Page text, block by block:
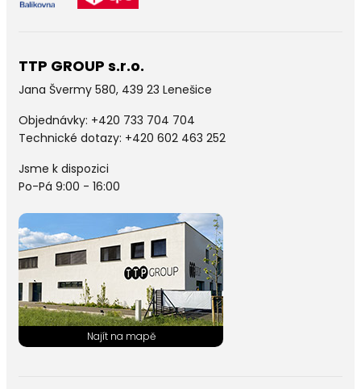
TTP GROUP s.r.o.
Jana Švermy 580, 439 23 Lenešice
Objednávky: +420 733 704 704
Technické dotazy: +420 602 463 252
Jsme k dispozici
Po-Pá 9:00 - 16:00